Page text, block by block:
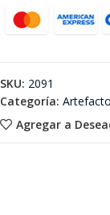
Agregar a
SKU: 2091
Categoría: